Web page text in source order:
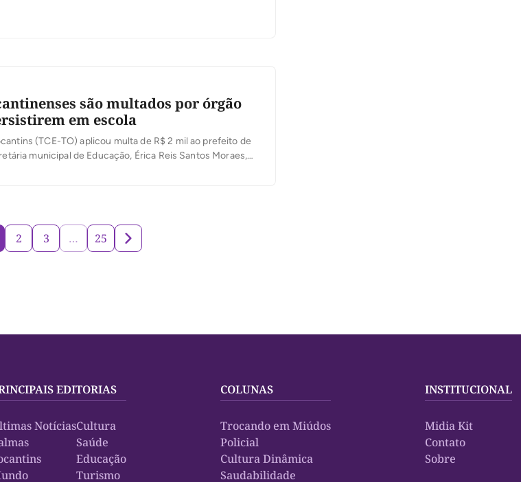
são multados por órgão
em escola
(TCE-TO) aplicou multa de R$ 2 mil ao prefeito de
municipal de Educação, Érica Reis Santos Moraes,
2 3 … 25
EDITORIAS
NotíciasCultura
Saúde
Educação
Turismo
COLUNAS
Trocando em Miúdos
Policial
Cultura Dinâmica
Saudabilidade
INSTITUCIONAL
Midia Kit
Contato
Sobre